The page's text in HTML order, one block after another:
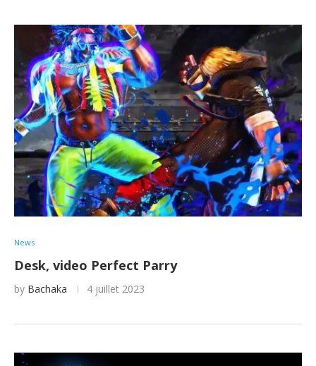
News
Desk, video Perfect Parry
by Bachaka 4 juillet 2023